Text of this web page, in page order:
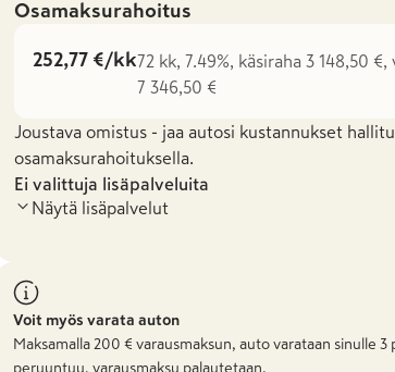
Osamaksurahoitus
252,77 €/kk72 kk, 7.49%, käsiraha 3 148,50
7 346,50 €
Joustava omistus - jaa autosi kustannukset
osamaksurahoituksella.
Ei valittuja lisäpalveluita
Näytä lisäpalvelut
Voit myös varata auton
Maksamalla 200 € varausmaksun, auto varataan sinulle 3
peruuntuu, varausmaksu palautetaan.